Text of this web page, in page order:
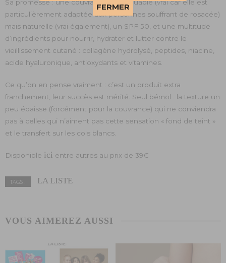
Sa promesse : une couvrance remarquable (vrai car elle est
particulièrement adaptée aux personnes souffrant de rosacée)
mais naturelle (vrai également), un SPF 50, et une multitude
d’ingrédients pour nourrir, hydrater et lutter contre le
vieillissement cutané : collagène hydrolysé, peptides, niacine,
acide hyaluronique, antioxydants et vitamines.
Ce qu’on en pense vraiment : c’est un produit extra
franchement, leur succès est mérité. Seul bémol : la texture un
peu épaisse (forcément pour la couvrance) qui ne conviendra
pas à celles qui n’aiment pas cette sensation « fond de teint »
et le transfert sur les cols blancs.
Disponible ici entre autres au prix de 39€
TAGS : LA LISTE
VOUS AIMEREZ AUSSI
This popup will close in: 57
FERMER